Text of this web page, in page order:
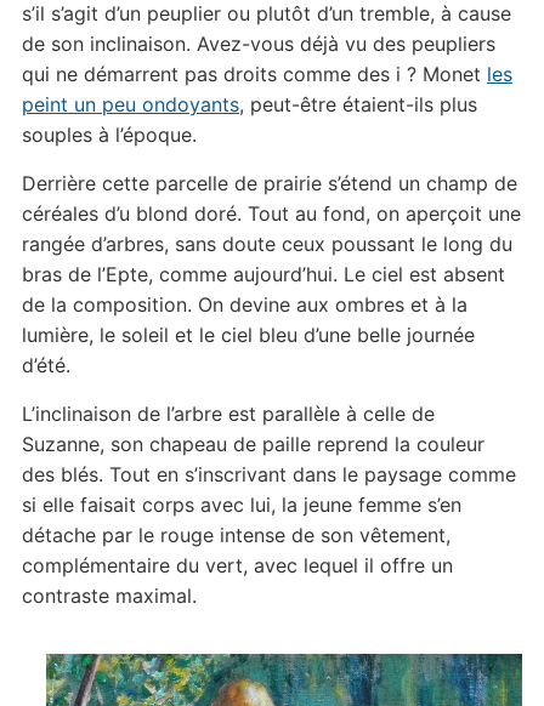
s’il s’agit d’un peuplier ou plutôt d’un tremble, à cause
de son inclinaison. Avez-vous déjà vu des peupliers
qui ne démarrent pas droits comme des i ? Monet les
peint un peu ondoyants, peut-être étaient-ils plus
souples à l’époque.
Derrière cette parcelle de prairie s’étend un champ de
céréales d’u blond doré. Tout au fond, on aperçoit une
rangée d’arbres, sans doute ceux poussant le long du
bras de l’Epte, comme aujourd’hui. Le ciel est absent
de la composition. On devine aux ombres et à la
lumière, le soleil et le ciel bleu d’une belle journée
d’été.
L’inclinaison de l’arbre est parallèle à celle de
Suzanne, son chapeau de paille reprend la couleur
des blés. Tout en s’inscrivant dans le paysage comme
si elle faisait corps avec lui, la jeune femme s’en
détache par le rouge intense de son vêtement,
complémentaire du vert, avec lequel il offre un
contraste maximal.